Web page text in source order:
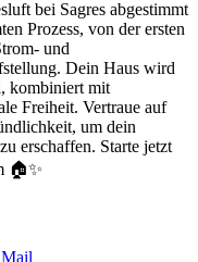
bei Sagres abgestimmt
Prozess, von der ersten
und
Dein Haus wird
kombiniert mit
Freiheit. Vertraue auf
um dein
erschaffen. Starte jetzt
🏠✨
Mail